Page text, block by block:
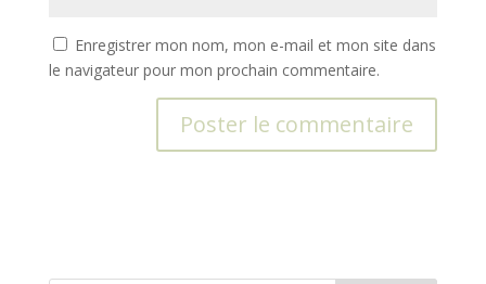
Enregistrer mon nom, mon e-mail et mon site dans
le navigateur pour mon prochain commentaire.